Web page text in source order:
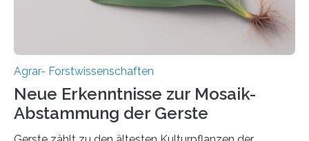
Agrar- Forstwissenschaften
Neue Erkenntnisse zur Mosaik-
Abstammung der Gerste